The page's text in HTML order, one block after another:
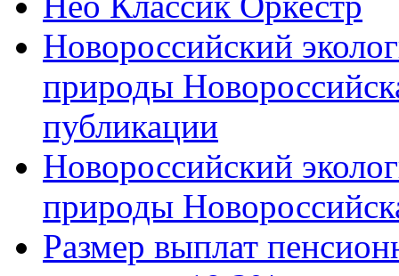
Новороссийский
природы
публикации
Новороссийский
природы
Размер выплат